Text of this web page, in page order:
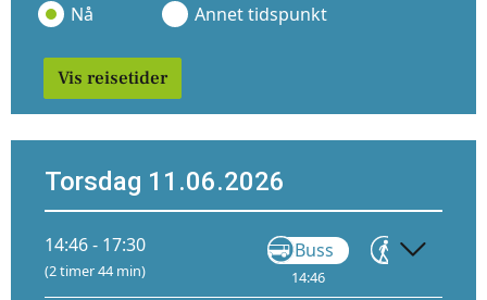
Nå Annet tidspunkt
Vis reisetider
Torsdag 11.06.2026
14:46 - 17:30
(2 timer 44 min)
Buss
14:46
Gå